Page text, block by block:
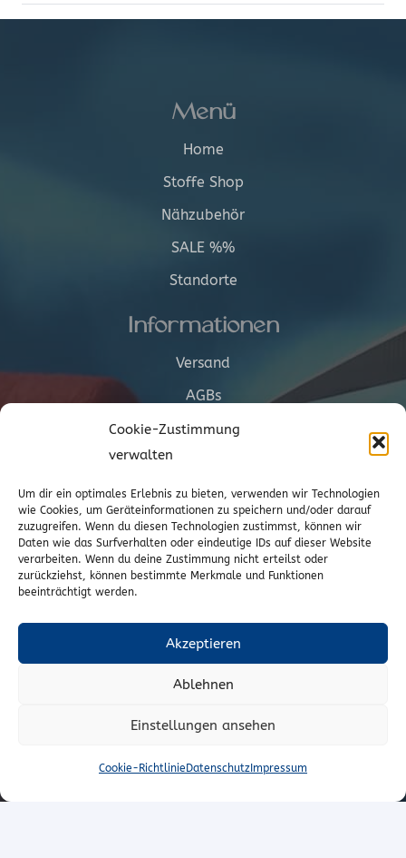
Cookie-Zustimmung
verwalten
Um dir ein optimales Erlebnis zu bieten, verwenden wir Technologien
wie Cookies, um Geräteinformationen zu speichern und/oder darauf
zuzugreifen. Wenn du diesen Technologien zustimmst, können wir
Daten wie das Surfverhalten oder eindeutige IDs auf dieser Website
verarbeiten. Wenn du deine Zustimmung nicht erteilst oder
zurückziehst, können bestimmte Merkmale und Funktionen
beeinträchtigt werden.
Akzeptieren
Ablehnen
Einstellungen ansehen
Cookie-Richtlinie Datenschutz Impressum
Menü
Home
Stoffe Shop
Nähzubehör
SALE %%
Standorte
Informationen
Versand
AGBs
Cookie-Richtlinie (EU)
Kontakt
Wr. Neustädterstrasse 20
02252/72974
office@to-stoffe.at
Impressum|Datenschutz